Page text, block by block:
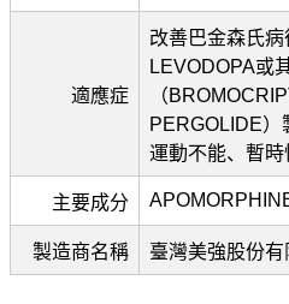
適應症
改善巴金森氏病
LEVODOPA或
（
PERGOLIDE）
運動不能、暫時
主要成分
製造商名稱 臺灣美強股份有